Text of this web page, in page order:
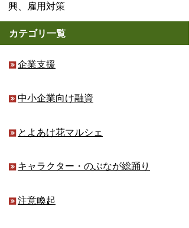
興、雇用対策
カテゴリ一覧
企業支援
中小企業向け融資
とよあけ花マルシェ
キャラクター・のぶなが総踊り
注意喚起